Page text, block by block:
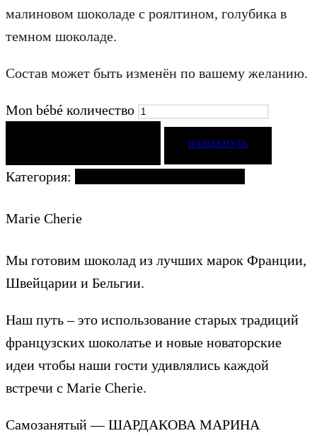
малиновом шоколаде с роялтином, голубика в
темном шоколаде.
Состав может быть изменён по вашему желанию.
Mon bébé количество
НАМЕКНУТЬ
Категория:
Marie Cherie
Мы готовим шоколад из лучших марок Франции,
Швейцарии и Бельгии.
Наш путь – это использование старых традиций
французских шоколатье и новые новаторские
идеи чтобы наши гости удивлялись каждой
встречи с Marie Cherie.
Самозанятый — ШАРДАКОВА МАРИНА